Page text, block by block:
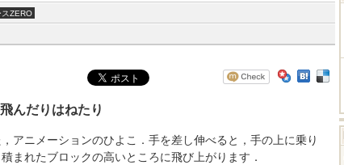
スZERO
んだりはねたり
アニメーションのひよこ．手を差し伸べると，手の上に乗り
まれたブロックの高いところに飛び上がります．